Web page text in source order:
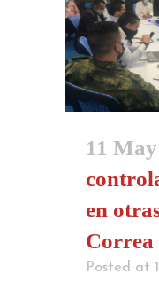
11 May
en
Correa
Posted at